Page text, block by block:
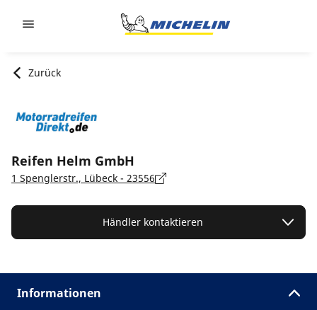
Zurück
Reifen Helm GmbH
1 Spenglerstr., Lübeck - 23556
Händler kontaktieren
Informationen